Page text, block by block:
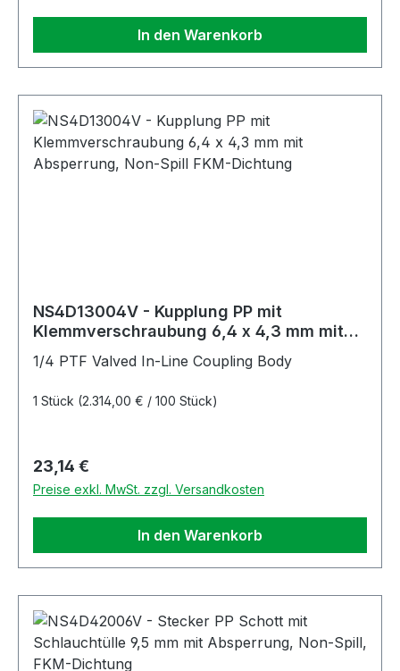
In den Warenkorb
NS4D13004V - Kupplung PP mit
Klemmverschraubung 6,4 x 4,3 mm mit
1/4 PTF Valved In-Line Coupling Body
1 Stück (2.314,00 € / 100 Stück)
Regulärer Preis:
23,14 €
Preise exkl. MwSt. zzgl. Versandkosten
In den Warenkorb